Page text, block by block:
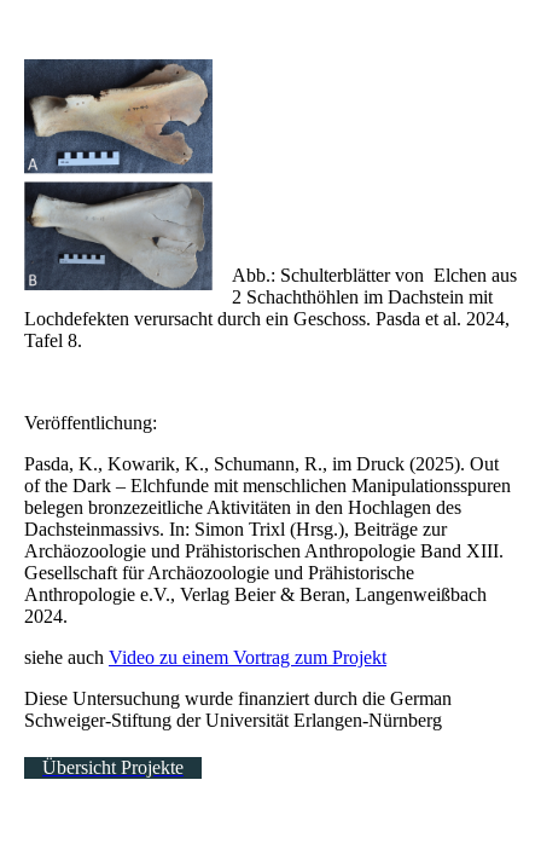
Abb.: Schulterblätter von Elchen aus
2 Schachthöhlen im Dachstein mit
Lochdefekten verursacht durch ein Geschoss. Pasda et al. 2024,
Tafel 8.
Veröffentlichung:
Pasda, K., Kowarik, K., Schumann, R., im Druck (2025). Out
of the Dark – Elchfunde mit menschlichen Manipulationsspuren
belegen bronzezeitliche Aktivitäten in den Hochlagen des
Dachsteinmassivs. In: Simon Trixl (Hrsg.), Beiträge zur
Archäozoologie und Prähistorischen Anthropologie Band XIII.
Gesellschaft für Archäozoologie und Prähistorische
Anthropologie e.V., Verlag Beier & Beran, Langenweißbach
2024.
siehe auch Video zu einem Vortrag zum Projekt
Diese Untersuchung wurde finanziert durch die German
Schweiger-Stiftung der Universität Erlangen-Nürnberg
Übersicht Projekte